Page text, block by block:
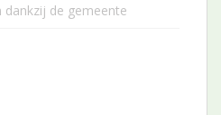
de gemeente